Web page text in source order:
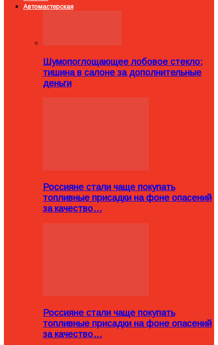
Автомастерская
Шумопоглощающее лобовое стекло:
тишина в салоне за дополнительные
деньги
Россияне стали чаще покупать
топливные присадки на фоне опасений
за качество…
Россияне стали чаще покупать
топливные присадки на фоне опасений
за качество…